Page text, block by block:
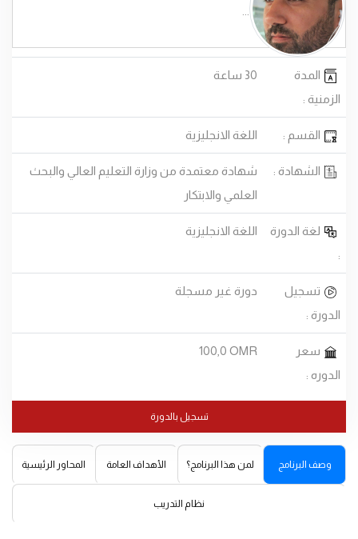
المدة
الزمنية :
30 ساعة
القسم : اللغة الانجليزية
الشهادة :
شهادة معتمدة من وزارة التعليم العالي والبحث
العلمي والابتكار
لغة الدورة
:
اللغة الانجليزية
تسجيل
الدورة :
دورة غير مسجلة
سعر
الدوره :
100,0 OMR
تسجيل بالدورة
وصف البرنامج لمن هذا البرنامج؟ الأهداف العامة المحاور الرئيسية
نظام التدريب